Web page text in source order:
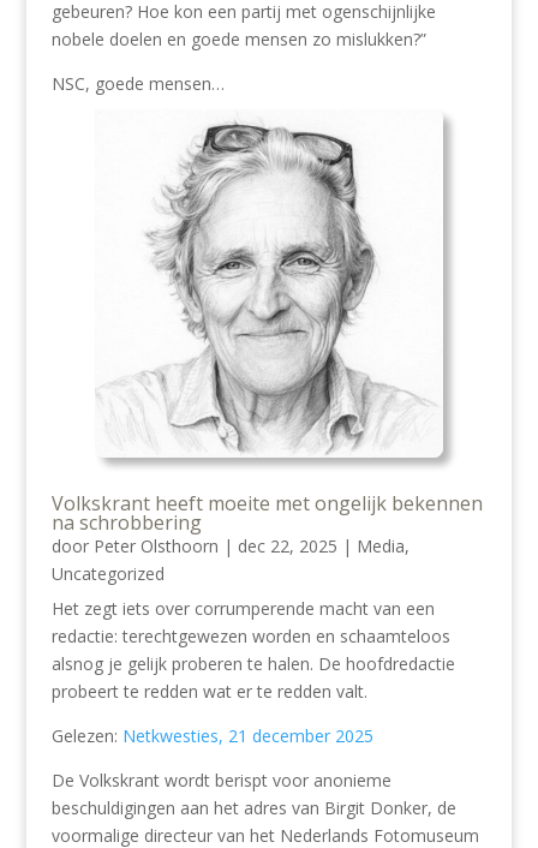
gebeuren? Hoe kon een partij met ogenschijnlijke
nobele doelen en goede mensen zo mislukken?”
NSC, goede mensen…
Volkskrant heeft moeite met ongelijk bekennen
na schrobbering
door Peter Olsthoorn | dec 22, 2025 | Media,
Uncategorized
Het zegt iets over corrumperende macht van een
redactie: terechtgewezen worden en schaamteloos
alsnog je gelijk proberen te halen. De hoofdredactie
probeert te redden wat er te redden valt.
Gelezen: Netkwesties, 21 december 2025
De Volkskrant wordt berispt voor anonieme
beschuldigingen aan het adres van Birgit Donker, de
voormalige directeur van het Nederlands Fotomuseum